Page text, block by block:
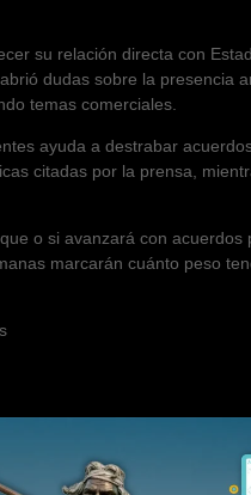
su relación directa con
dudas sobre la presencia
temas comerciales.
ayuda a destrabar
citadas por la prensa,
o si avanzará con acuerdos
marcarán cuánto peso